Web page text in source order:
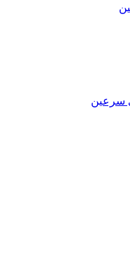
سرعین